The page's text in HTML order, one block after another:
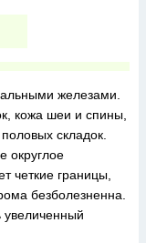
железами.
кожа шеи и спины,
складок.
округлое
четкие границы,
безболезненна.
увеличенный